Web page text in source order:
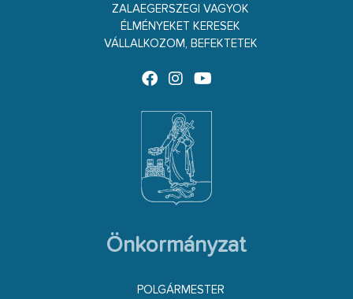
ZALAEGERSZEGI VAGYOK
ÉLMÉNYEKET KERESEK
VÁLLALKOZOM, BEFEKTETEK
Önkormányzat
POLGÁRMESTER